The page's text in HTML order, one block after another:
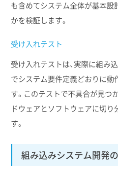
も含めてシステム全体が基本設
かを検証します。
受け入れテスト
受け入れテストは、実際に組み
でシステム要件定義どおりに動
す。このテストで不具合が見つ
ドウェアとソフトウェアに切り
す。
組み込みシステム開発